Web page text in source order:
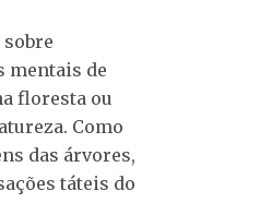
mentais de
floresta ou
Como
das árvores,
táteis do